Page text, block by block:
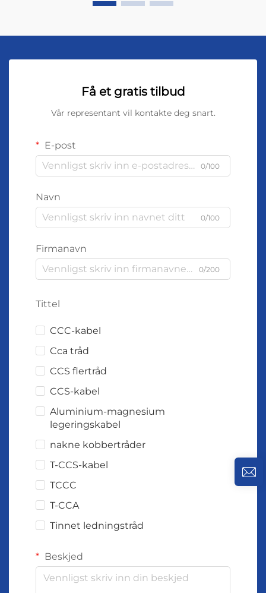
Få et gratis tilbud
Vår representant vil kontakte deg snart.
E-post
0/100
Navn
0/100
Firmanavn
0/200
Tittel
CCC-kabel
Cca tråd
CCS flertråd
CCS-kabel
Aluminium-magnesium
legeringskabel
nakne kobbertråder
T-CCS-kabel
TCCC
T-CCA
Tinnet ledningstråd
Beskjed